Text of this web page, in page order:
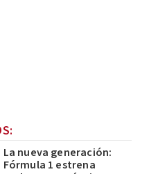
La nueva generación:
Fórmula 1 estrena